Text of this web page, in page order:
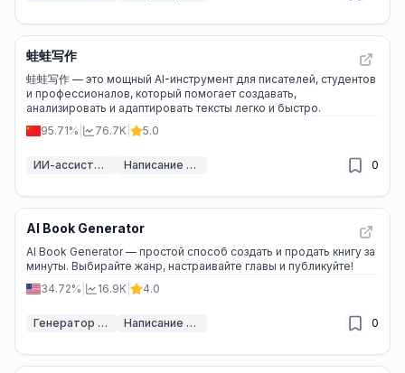
蛙蛙写作
蛙蛙写作 — это мощный AI-инструмент для писателей, студентов
и профессионалов, который помогает создавать,
анализировать и адаптировать тексты легко и быстро.
95.71%
76.7K 5.0
ИИ-ассистенты письма Написание книг с помощью ИИ 0
AI Book Generator
AI Book Generator — простой способ создать и продать книгу за
минуты. Выбирайте жанр, настраивайте главы и публикуйте!
34.72%
16.9K 4.0
Генератор электронных книг ИИ Написание книг с помощью ИИ 0